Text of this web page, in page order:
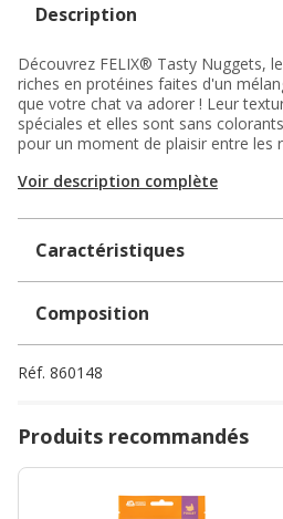
Description
Découvrez FELIX® Tasty Nuggets,
riches en protéines faites d'un
que votre chat va adorer ! Leur
spéciales et elles sont sans
pour un moment de plaisir entre les
Voir description complète
Caractéristiques
Composition
Réf. 860148
Produits recommandés